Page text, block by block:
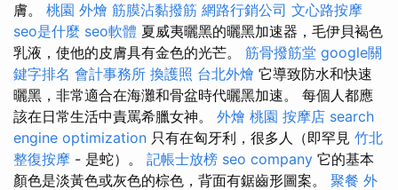
膚。 桃園 外燴 筋膜沾黏撥筋 網路行銷公司 文心路按摩
seo是什麼 seo軟體 夏威夷曬黑的曬黑加速器，毛伊貝褐色
乳液，使他的皮膚具有金色的光芒。 筋骨撥筋堂 google關
鍵字排名 會計事務所 換護照 台北外燴 它導致防水和快速
曬黑，非常適合在海灘和骨盆時代曬黑加速。 每個人都應
該在日常生活中責罵希臘女神。 外燴 桃園 按摩店 search
engine optimization 只有在匈牙利，很多人（即罕見 竹北
整復按摩 - 是蛇）。 記帳士放榜 seo company 它的基本
顏色是淡黃色或灰色的棕色，背面有鋸齒形圖案。 聚餐 外